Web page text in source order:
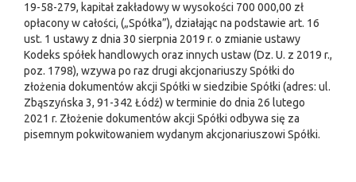
19-58-279, kapitał zakładowy w wysokości 700 000,00 zł
opłacony w całości, („Spółka”), działając na podstawie art. 16
ust. 1 ustawy z dnia 30 sierpnia 2019 r. o zmianie ustawy
Kodeks spółek handlowych oraz innych ustaw (Dz. U. z 2019 r.,
poz. 1798), wzywa po raz drugi akcjonariuszy Spółki do
złożenia dokumentów akcji Spółki w siedzibie Spółki (adres: ul.
Zbąszyńska 3, 91-342 Łódź) w terminie do dnia 26 lutego
2021 r. Złożenie dokumentów akcji Spółki odbywa się za
pisemnym pokwitowaniem wydanym akcjonariuszowi Spółki.